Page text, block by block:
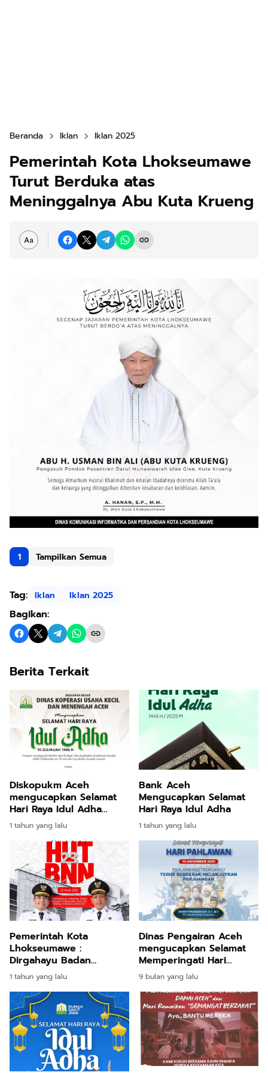
Beranda Iklan Iklan 2025
Pemerintah Kota Lhokseumawe
Turut Berduka atas
Meninggalnya Abu Kuta Krueng
1 Tampilkan Semua
Tag: Iklan Iklan 2025
Bagikan:
Berita Terkait
Diskopukm Aceh
mengucapkan Selamat
Hari Raya Idul Adha
1446H
1 tahun yang lalu
Bank Aceh
Mengucapkan Selamat
Hari Raya Idul Adha
1 tahun yang lalu
Pemerintah Kota
Lhokseumawe :
Dirgahayu Badan
Narkotika Nasional RI
yang ke-23!
1 tahun yang lalu
Dinas Pengairan Aceh
mengucapkan Selamat
Memperingati Hari
Pahlawan
9 bulan yang lalu